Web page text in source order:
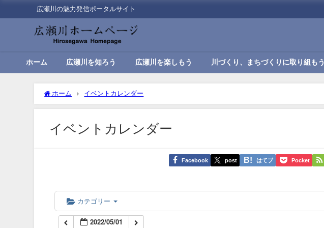
広瀬川の魅力発信ポータルサイト
ホーム 広瀬川を知ろう 広瀬川を楽しもう 川づくり、まちづくりに取り組もう
ホーム イベントカレンダー
イベントカレンダー
Facebook post はてブ Pocket
カテゴリー
2022/05/01
01:00
04:00
06:00